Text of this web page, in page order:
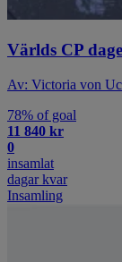
Världs CP
Av: Victoria von
78% of goal
11 840 kr
0
insamlat
dagar kvar
Insamling